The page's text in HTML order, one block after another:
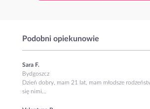
Podobni opiekunowie
Sara F.
Bydgoszcz
Dzień dobry, mam 21 lat, mam młodsze
się nimi...